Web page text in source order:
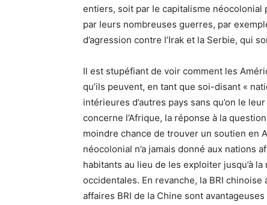
entiers, soit par le capitalisme
par leurs nombreuses guerres, par
d’agression contre l’Irak et la Serbie, qui
Il est stupéfiant de voir comment les
qu’ils peuvent, en tant que soi-disant «
intérieures d’autres pays sans qu’on le
concerne l’Afrique, la réponse à la
moindre chance de trouver un soutien en
néocolonial n’a jamais donné aux nations
habitants au lieu de les exploiter jusqu’à
occidentales. En revanche, la BRI
affaires BRI de la Chine sont